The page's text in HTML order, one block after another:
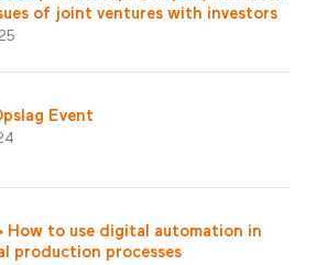
of joint ventures with investors
Event
How to use digital automation in
production processes